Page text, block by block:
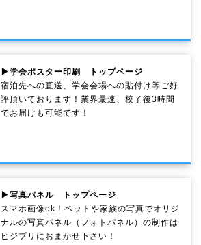
▶学会ポスター印刷 トップページ
宿泊先への直送、学会会場への貼付け等ご好
評頂いております！業界最速、校了後3時間
でお届けも可能です！
▶写真パネル トップページ
スマホ画像ok！ペットや家族の写真でオリジ
ナルの写真パネル（フォトパネル）の制作は
ビジプリにおまかせ下さい！